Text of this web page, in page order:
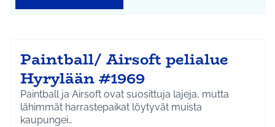
Paintball/ Airsoft pelialue
Hyrylään #1969
Paintball ja Airsoft ovat suosittuja lajeja, mutta
lähimmät harrastepaikat löytyvät muista
kaupungei…